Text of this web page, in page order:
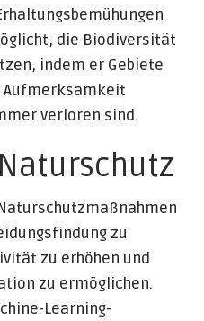
die Biodiversität
indem er Gebiete
verloren sind.
zu
zu erhöhen und
zu ermöglichen.
Learning-